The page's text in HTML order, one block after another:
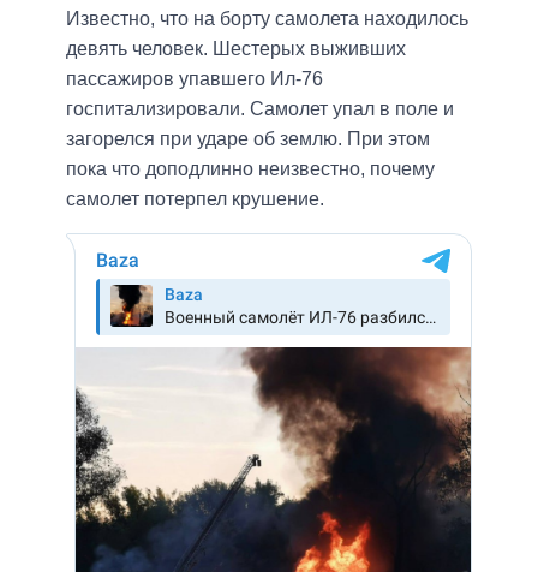
Известно, что на борту самолета находилось
девять человек. Шестерых выживших
пассажиров упавшего Ил-76
госпитализировали. Самолет упал в поле и
загорелся при ударе об землю. При этом
пока что доподлинно неизвестно, почему
самолет потерпел крушение.